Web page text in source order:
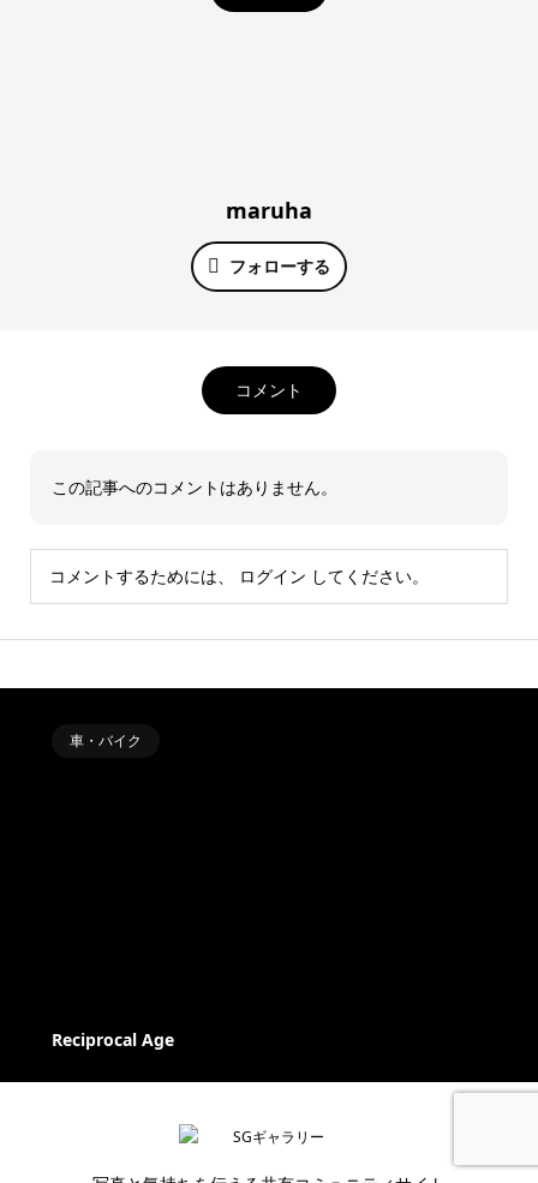
maruha
フォローする
コメント
この記事へのコメントはありません。
コメントするためには、 ログイン してください。
車・バイク
Reciprocal Age